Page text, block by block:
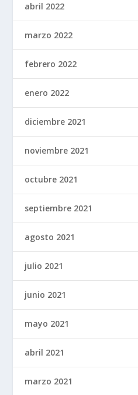
abril 2022
marzo 2022
febrero 2022
enero 2022
diciembre 2021
noviembre 2021
octubre 2021
septiembre 2021
agosto 2021
julio 2021
junio 2021
mayo 2021
abril 2021
marzo 2021